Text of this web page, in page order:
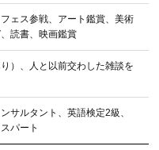
ェス参戦、アート鑑賞、美術
読書、映画鑑賞
）、人と以前交わした雑談を
サルタント、英語検定2級、
パート